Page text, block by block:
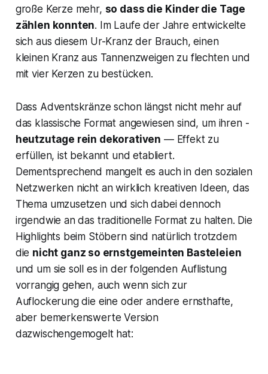
große Kerze mehr, so dass die Kinder die Tage
zählen konnten. Im Laufe der Jahre entwickelte
sich aus diesem Ur-Kranz der Brauch, einen
kleinen Kranz aus Tannenzweigen zu flechten und
mit vier Kerzen zu bestücken.
Dass Adventskränze schon längst nicht mehr auf
das klassische Format angewiesen sind, um ihren -
heutzutage rein dekorativen — Effekt zu
erfüllen, ist bekannt und etabliert.
Dementsprechend mangelt es auch in den sozialen
Netzwerken nicht an wirklich kreativen Ideen, das
Thema umzusetzen und sich dabei dennoch
irgendwie an das traditionelle Format zu halten. Die
Highlights beim Stöbern sind natürlich trotzdem
die nicht ganz so ernstgemeinten Basteleien
und um sie soll es in der folgenden Auflistung
vorrangig gehen, auch wenn sich zur
Auflockerung die eine oder andere ernsthafte,
aber bemerkenswerte Version
dazwischengemogelt hat: